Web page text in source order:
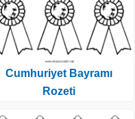
Cumhuriyet Bayramı
Rozeti